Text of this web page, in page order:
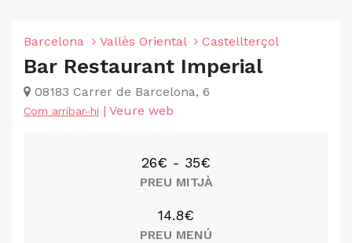
Barcelona Vallès Oriental Castellterçol
Bar Restaurant Imperial
08183 Carrer de Barcelona, 6
Com arribar-hi | Veure web
26€ - 35€
PREU MITJÀ
14.8€
PREU MENÚ